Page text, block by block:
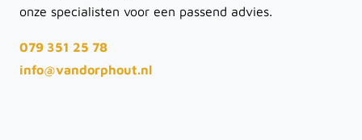
onze specialisten voor een passend advies.
079 351 25 78
info@vandorphout.nl